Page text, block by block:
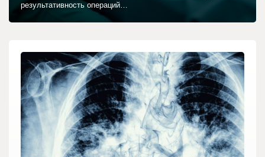
результативность операций…